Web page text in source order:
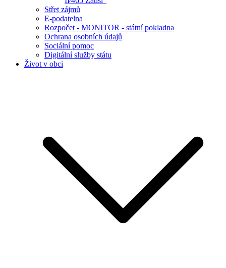
Střet zájmů
E-podatelna
Rozpočet - MONITOR - státní pokladna
Ochrana osobních údajů
Sociální pomoc
Digitální služby státu
Život v obci